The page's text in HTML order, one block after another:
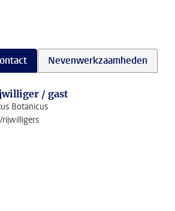
Nevenwerkzaamheden
/ gast
Botanicus